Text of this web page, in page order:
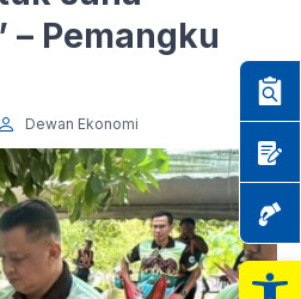
– Pemangku
Dewan Ekonomi